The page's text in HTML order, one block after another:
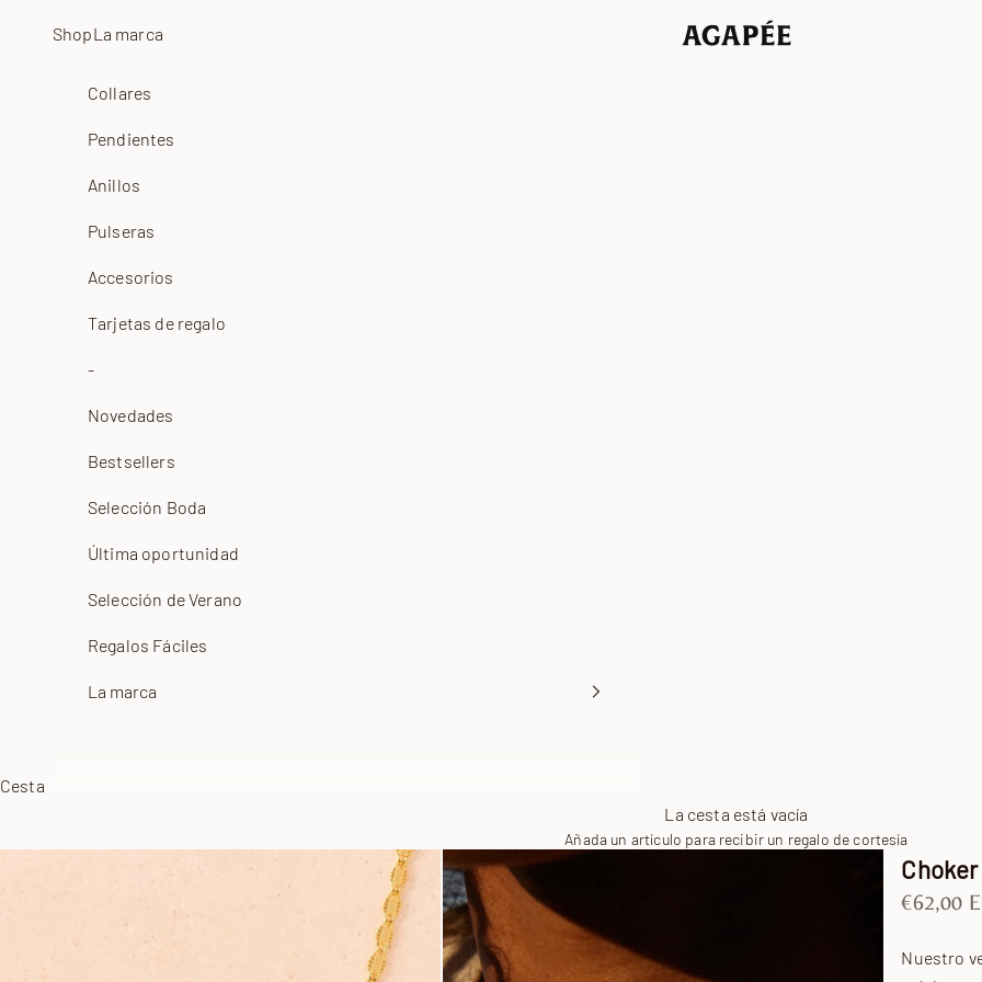
Agapée
ShopLa marca
Collares
Pendientes
Anillos
Pulseras
Accesorios
Tarjetas de regalo
-
Novedades
Bestsellers
Selección Boda
Última oportunidad
Selección de Verano
Regalos Fáciles
La marca
Cesta
La cesta está vacía
Añada un artículo para recibir un regalo de cortesía
Precio
€62,00
Nuestro